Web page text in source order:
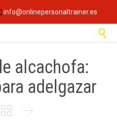
info@onlinepersonaltrainer.es

alcachofa:
adelgazar
 